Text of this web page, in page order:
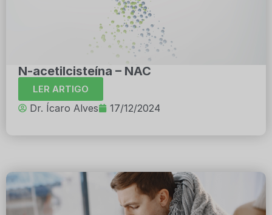
N-acetilcisteína – NAC
LER ARTIGO
Dr. Ícaro Alves 17/12/2024